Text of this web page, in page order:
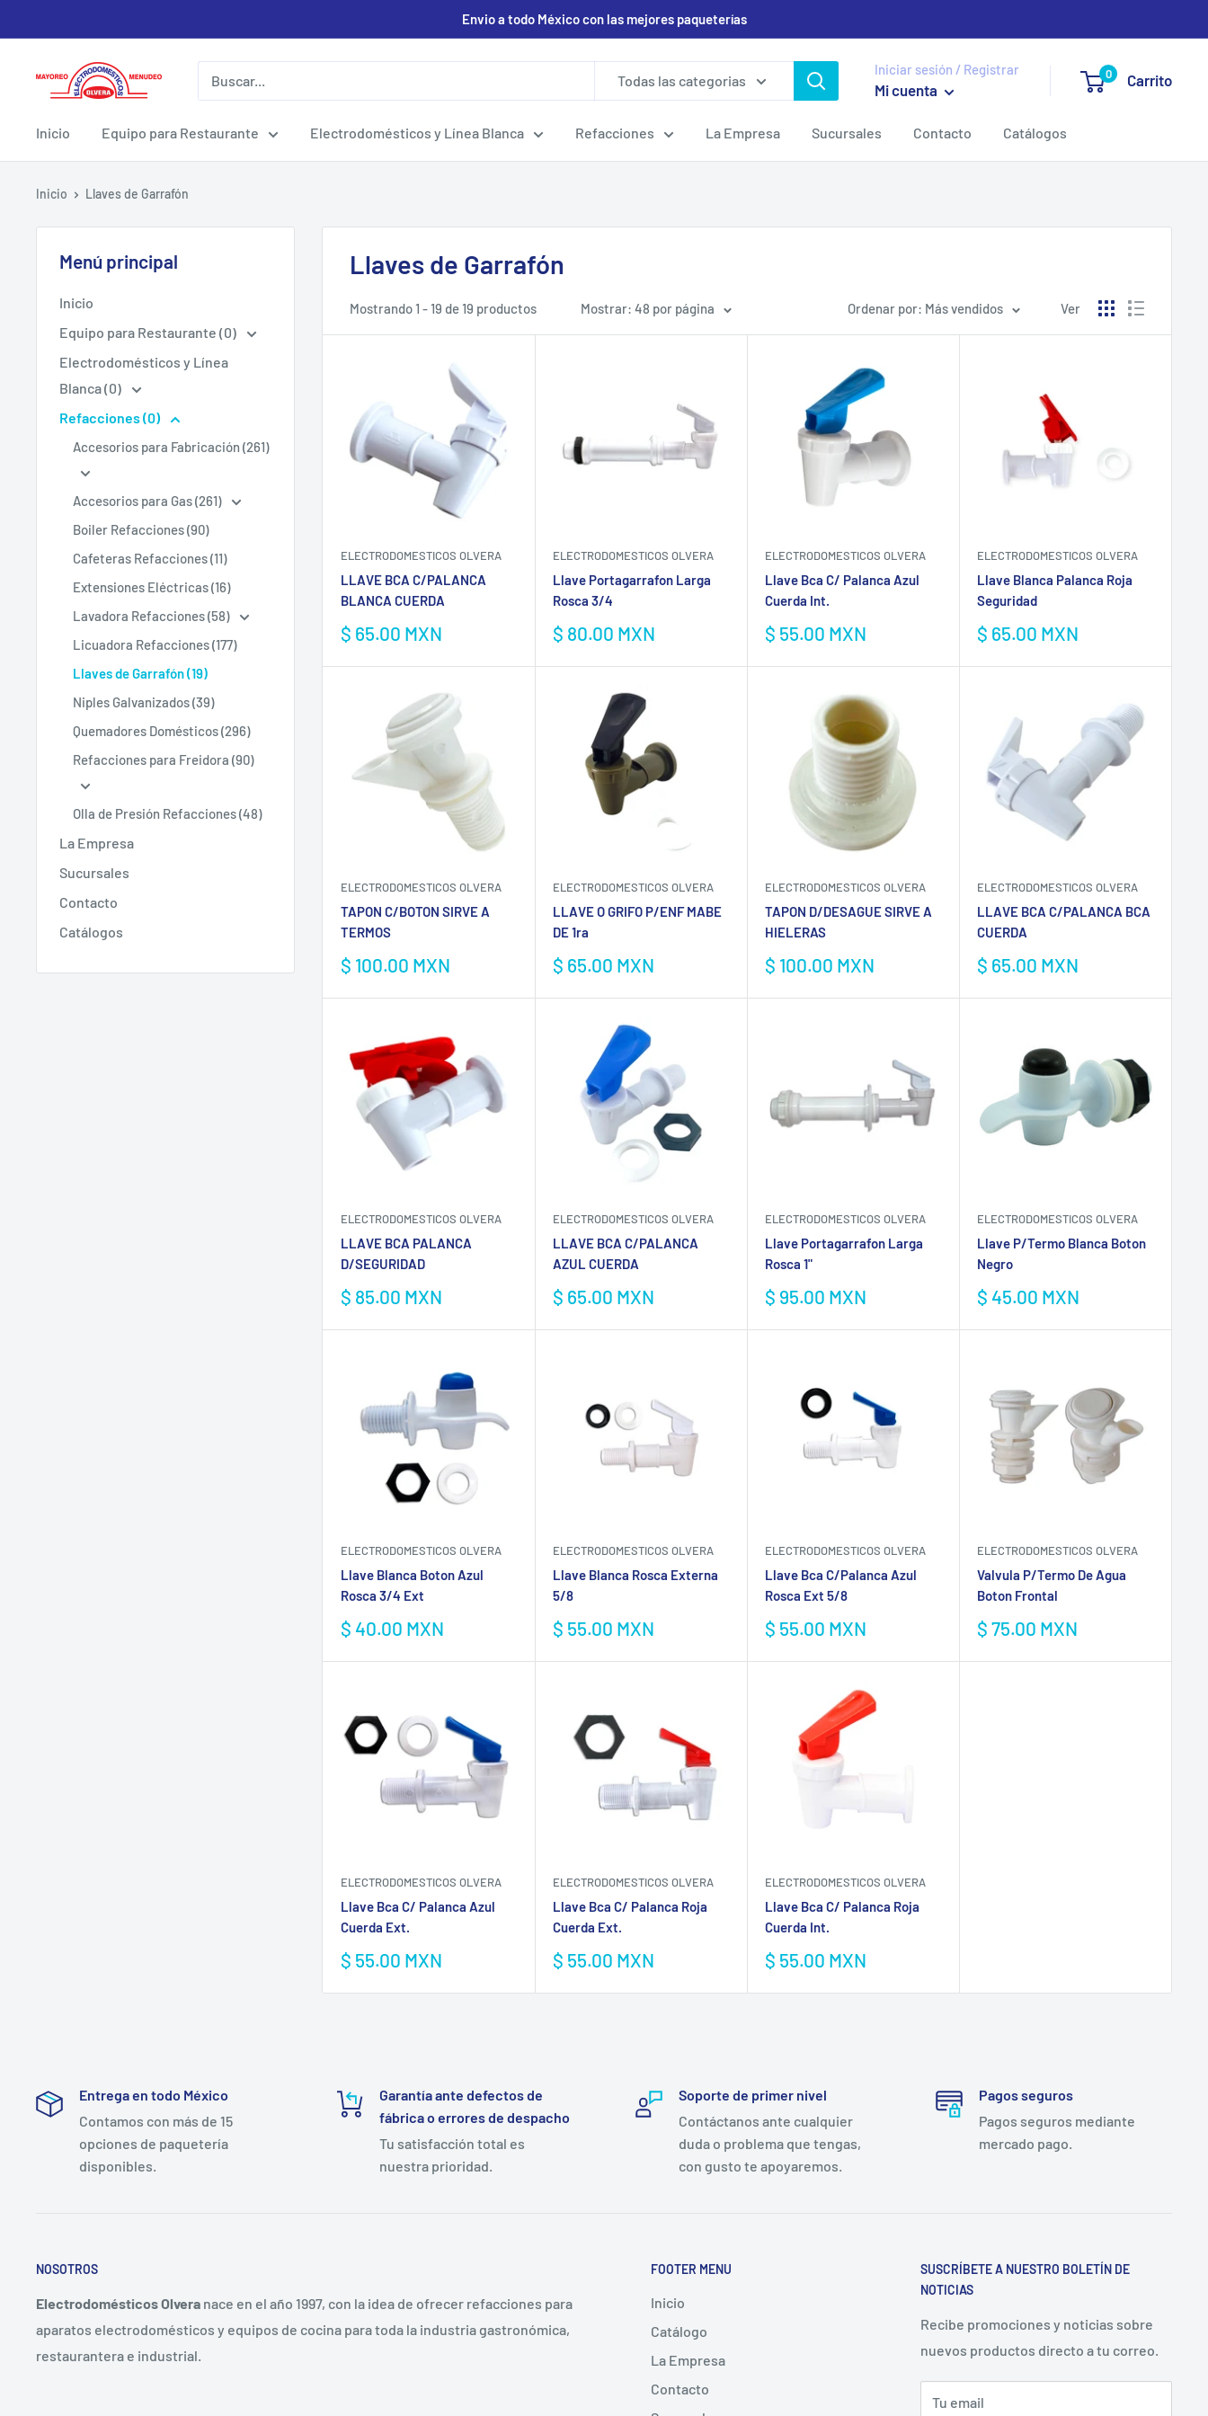
directamente
contenido
Envio a todo México con las mejores paqueterías
Electrodomesticos
Olvera
Todas las categorias
Iniciar sesión / Registrar
Mi cuenta
0 Carrito
Inicio Equipo para Restaurante Electrodomésticos y Línea Blanca Refacciones La Empresa Sucursales Contacto Catálogos
Inicio Llaves de Garrafón
Menú principal
Inicio
Equipo para Restaurante (0)
Electrodomésticos y Línea
Blanca (0)
Refacciones (0)
Accesorios para Fabricación (261)
Accesorios para Gas (261)
Boiler Refacciones (90)
Cafeteras Refacciones (11)
Extensiones Eléctricas (16)
Lavadora Refacciones (58)
Licuadora Refacciones (177)
Llaves de Garrafón (19)
Niples Galvanizados (39)
Quemadores Domésticos (296)
Refacciones para Freidora (90)
Olla de Presión Refacciones (48)
La Empresa
Sucursales
Contacto
Catálogos
Llaves de Garrafón
Mostrando 1 - 19 de 19 productos Mostrar: 48 por página Ordenar por: Más vendidos Ver
ELECTRODOMESTICOS OLVERA
LLAVE BCA C/PALANCA
BLANCA CUERDA
Precio
venta
$ 65.00 MXN
ELECTRODOMESTICOS OLVERA
Llave Portagarrafon Larga
Rosca 3/4
Precio
venta
$ 80.00 MXN
ELECTRODOMESTICOS OLVERA
Llave Bca C/ Palanca Azul
Cuerda Int.
Precio
venta
$ 55.00 MXN
ELECTRODOMESTICOS OLVERA
Llave Blanca Palanca Roja
Seguridad
Precio
venta
$ 65.00 MXN
ELECTRODOMESTICOS OLVERA
TAPON C/BOTON SIRVE A
TERMOS
Precio
venta
$ 100.00 MXN
ELECTRODOMESTICOS OLVERA
LLAVE O GRIFO P/ENF MABE
DE 1ra
Precio
venta
$ 65.00 MXN
ELECTRODOMESTICOS OLVERA
TAPON D/DESAGUE SIRVE A
HIELERAS
Precio
venta
$ 100.00 MXN
ELECTRODOMESTICOS OLVERA
LLAVE BCA C/PALANCA BCA
CUERDA
Precio
venta
$ 65.00 MXN
ELECTRODOMESTICOS OLVERA
LLAVE BCA PALANCA
D/SEGURIDAD
Precio
venta
$ 85.00 MXN
ELECTRODOMESTICOS OLVERA
LLAVE BCA C/PALANCA
AZUL CUERDA
Precio
venta
$ 65.00 MXN
ELECTRODOMESTICOS OLVERA
Llave Portagarrafon Larga
Rosca 1"
Precio
venta
$ 95.00 MXN
ELECTRODOMESTICOS OLVERA
Llave P/Termo Blanca Boton
Negro
Precio
venta
$ 45.00 MXN
ELECTRODOMESTICOS OLVERA
Llave Blanca Boton Azul
Rosca 3/4 Ext
Precio
venta
$ 40.00 MXN
ELECTRODOMESTICOS OLVERA
Llave Blanca Rosca Externa
5/8
Precio
venta
$ 55.00 MXN
ELECTRODOMESTICOS OLVERA
Llave Bca C/Palanca Azul
Rosca Ext 5/8
Precio
venta
$ 55.00 MXN
ELECTRODOMESTICOS OLVERA
Valvula P/Termo De Agua
Boton Frontal
Precio
venta
$ 75.00 MXN
ELECTRODOMESTICOS OLVERA
Llave Bca C/ Palanca Azul
Cuerda Ext.
Precio
venta
$ 55.00 MXN
ELECTRODOMESTICOS OLVERA
Llave Bca C/ Palanca Roja
Cuerda Ext.
Precio
venta
$ 55.00 MXN
ELECTRODOMESTICOS OLVERA
Llave Bca C/ Palanca Roja
Cuerda Int.
Precio
venta
$ 55.00 MXN
Entrega en todo México
Contamos con más de 15
opciones de paquetería
disponibles.
Garantía ante defectos de
fábrica o errores de despacho
Tu satisfacción total es
nuestra prioridad.
Soporte de primer nivel
Contáctanos ante cualquier
duda o problema que tengas,
con gusto te apoyaremos.
Pagos seguros
Pagos seguros mediante
mercado pago.
NOSOTROS
Electrodomésticos Olvera nace en el año 1997, con la idea de ofrecer refacciones para
aparatos electrodomésticos y equipos de cocina para toda la industria gastronómica,
restaurantera e industrial.
FOOTER MENU
Inicio
Catálogo
La Empresa
Contacto
SUSCRÍBETE A NUESTRO BOLETÍN DE
NOTICIAS
Recibe promociones y noticias sobre
nuevos productos directo a tu correo.
Tu email